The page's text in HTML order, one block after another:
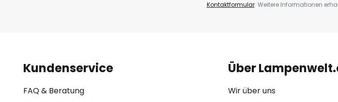
Kontaktformular. Weitere Informationen
Kundenservice
FAQ & Beratung
Über
Wir über uns